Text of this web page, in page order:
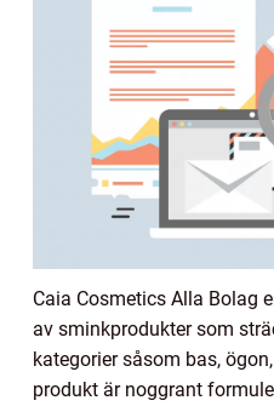
Caia Cosmetics Alla Bolag
av sminkprodukter som
kategorier såsom bas,
produkt är noggrant